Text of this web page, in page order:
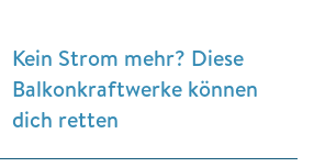
Kein Strom mehr? Diese
Balkonkraftwerke können
dich retten